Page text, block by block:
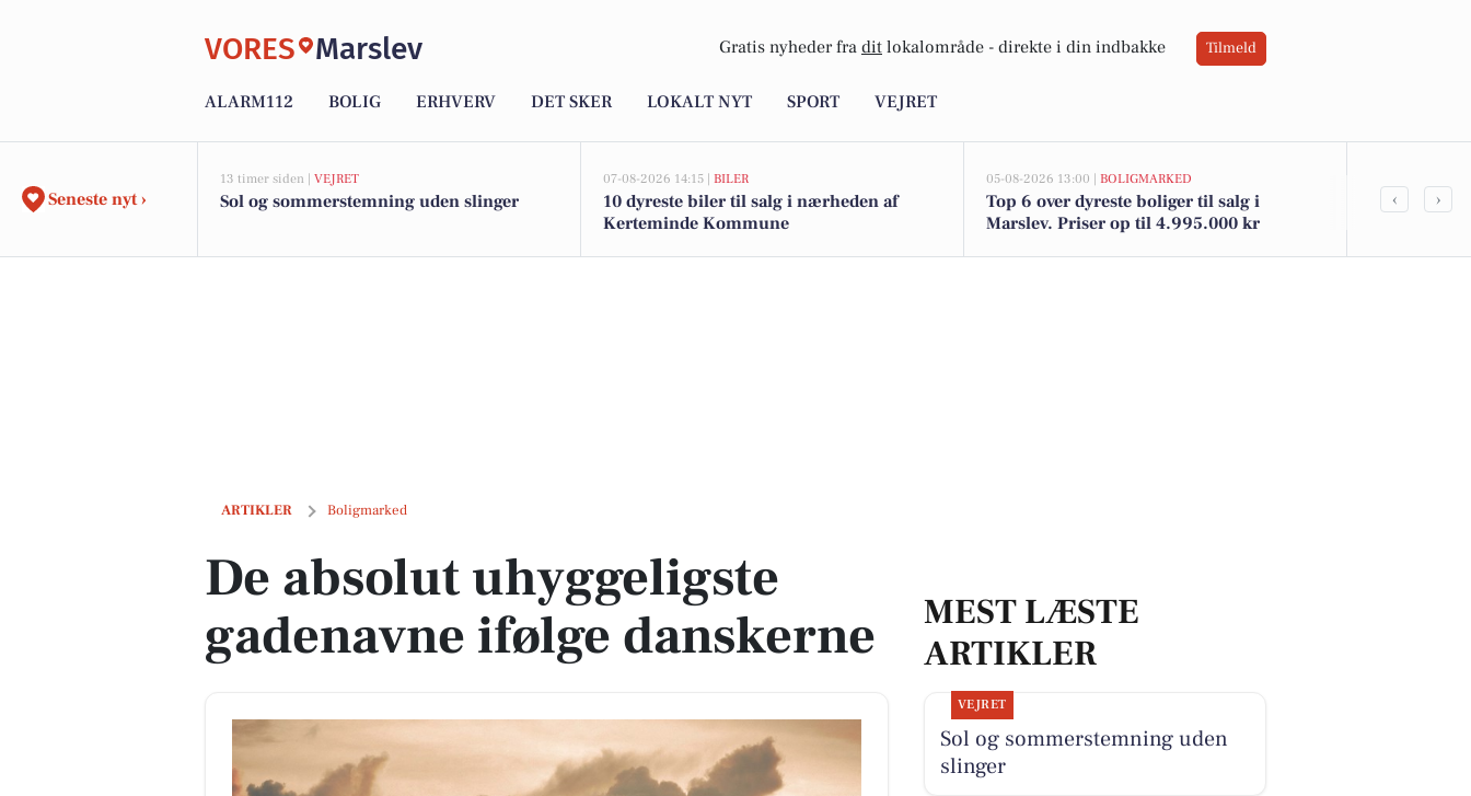
VORES Marslev Gratis nyheder fra dit lokalområde - direkte i din indbakke Tilmeld
ALARM112 BOLIG ERHVERV DET SKER LOKALT NYT SPORT VEJRET
Seneste nyt ›
13 timer siden | VEJRET
Sol og sommerstemning uden slinger
07-08-2026 14:15 | BILER
10 dyreste biler til salg i nærheden af
Kerteminde Kommune
05-08-2026 13:00 | BOLIGMARKED
Top 6 over dyreste boliger til salg i
Marslev. Priser op til 4.995.000 kr
Odensevej
‹ ›
ARTIKLER Boligmarked
De absolut uhyggeligste gadenavne ifølge danskerne
De absolut uhyggeligste
gadenavne ifølge danskerne
MEST LÆSTE
ARTIKLER
VEJRET
Sol og sommerstemning uden
slinger